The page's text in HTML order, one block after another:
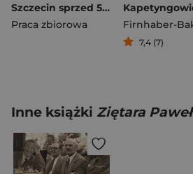
Szczecin sprzed 50 lat
Praca zbiorowa
7,4 (7)
Inne książki Ziętara Paweł